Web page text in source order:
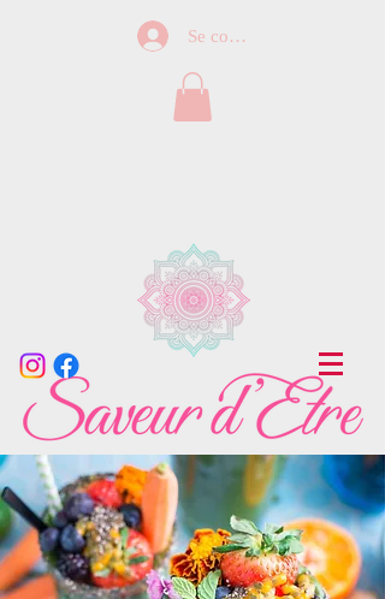
Se connecter